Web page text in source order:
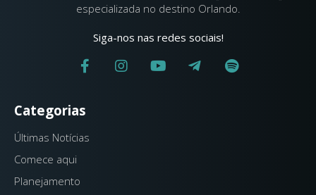
especializada no destino Orlando.
Siga-nos nas redes sociais!
Categorias
Últimas Notícias
Comece aqui
Planejamento